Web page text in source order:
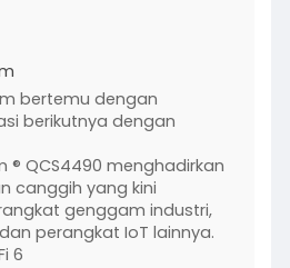
bertemu dengan
berikutnya dengan
® QCS4490 menghadirkan
canggih yang kini
genggam industri,
perangkat IoT lainnya.
6